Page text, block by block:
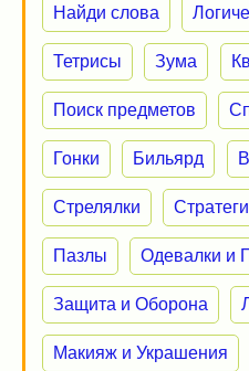
Найди слова
Тетрисы Зума
Поиск предметов
Гонки Бильярд
Стрелялки
Пазлы Одевалки и
Защита и Оборона
Макияж и Украшения